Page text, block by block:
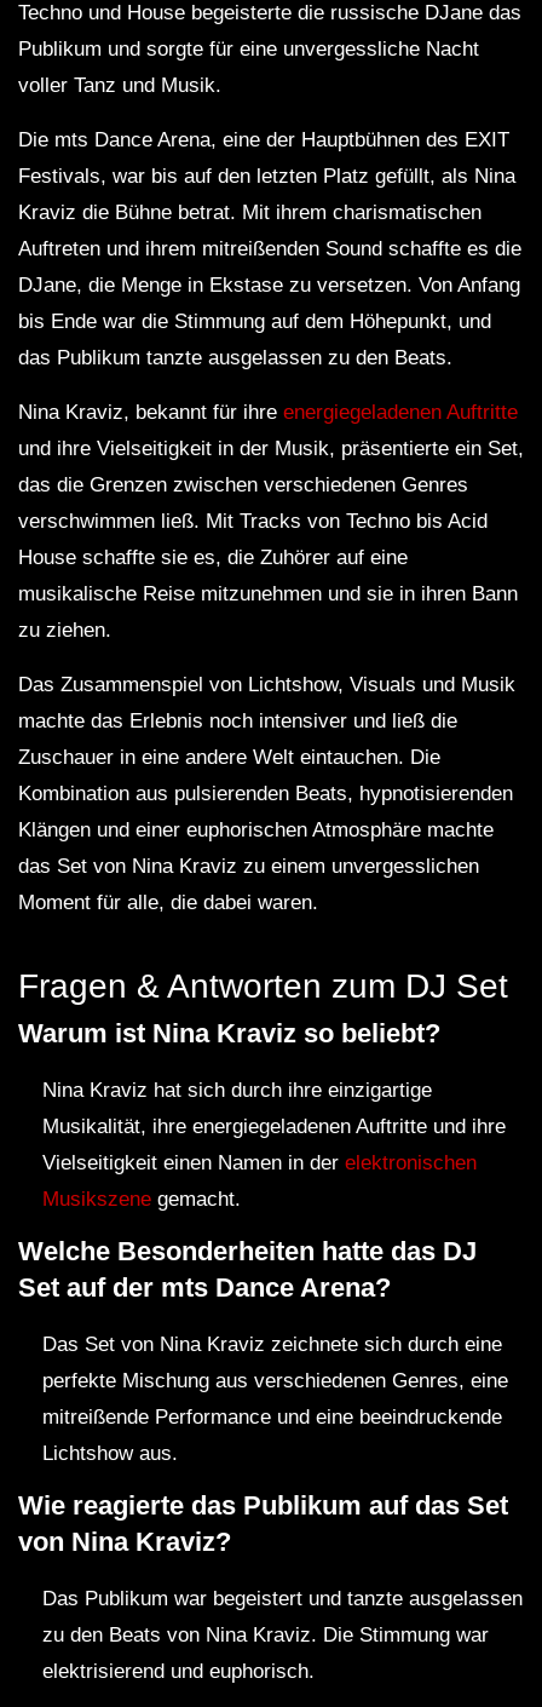
Techno und House begeisterte die russische DJane das
Publikum und sorgte für eine unvergessliche Nacht
voller Tanz und Musik.
Die mts Dance Arena, eine der Hauptbühnen des EXIT
Festivals, war bis auf den letzten Platz gefüllt, als Nina
Kraviz die Bühne betrat. Mit ihrem charismatischen
Auftreten und ihrem mitreißenden Sound schaffte es die
DJane, die Menge in Ekstase zu versetzen. Von Anfang
bis Ende war die Stimmung auf dem Höhepunkt, und
das Publikum tanzte ausgelassen zu den Beats.
Nina Kraviz, bekannt für ihre energiegeladenen Auftritte
und ihre Vielseitigkeit in der Musik, präsentierte ein Set,
das die Grenzen zwischen verschiedenen Genres
verschwimmen ließ. Mit Tracks von Techno bis Acid
House schaffte sie es, die Zuhörer auf eine
musikalische Reise mitzunehmen und sie in ihren Bann
zu ziehen.
Das Zusammenspiel von Lichtshow, Visuals und Musik
machte das Erlebnis noch intensiver und ließ die
Zuschauer in eine andere Welt eintauchen. Die
Kombination aus pulsierenden Beats, hypnotisierenden
Klängen und einer euphorischen Atmosphäre machte
das Set von Nina Kraviz zu einem unvergesslichen
Moment für alle, die dabei waren.
Fragen & Antworten zum DJ Set
Warum ist Nina Kraviz so beliebt?
Nina Kraviz hat sich durch ihre einzigartige
Musikalität, ihre energiegeladenen Auftritte und ihre
Vielseitigkeit einen Namen in der elektronischen
Musikszene gemacht.
Welche Besonderheiten hatte das DJ
Set auf der mts Dance Arena?
Das Set von Nina Kraviz zeichnete sich durch eine
perfekte Mischung aus verschiedenen Genres, eine
mitreißende Performance und eine beeindruckende
Lichtshow aus.
Wie reagierte das Publikum auf das Set
von Nina Kraviz?
Das Publikum war begeistert und tanzte ausgelassen
zu den Beats von Nina Kraviz. Die Stimmung war
elektrisierend und euphorisch.